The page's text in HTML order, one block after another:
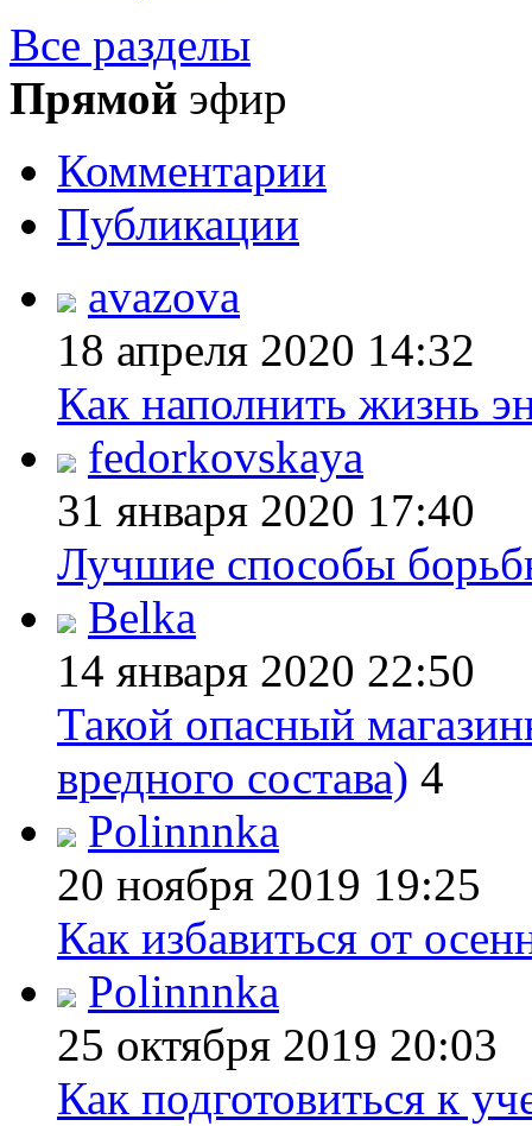
Все разделы
Прямой эфир
Комментарии
Публикации
avazova
18 апреля 2020 14:32
Как наполнить жизнь
fedorkovskaya
31 января 2020 17:40
Лучшие способы
Belka
14 января 2020 22:50
Такой опасный
вредного состава) 4
Polinnnka
20 ноября 2019 19:25
Как избавиться от
Polinnnka
25 октября 2019 20:03
Как подготовиться к